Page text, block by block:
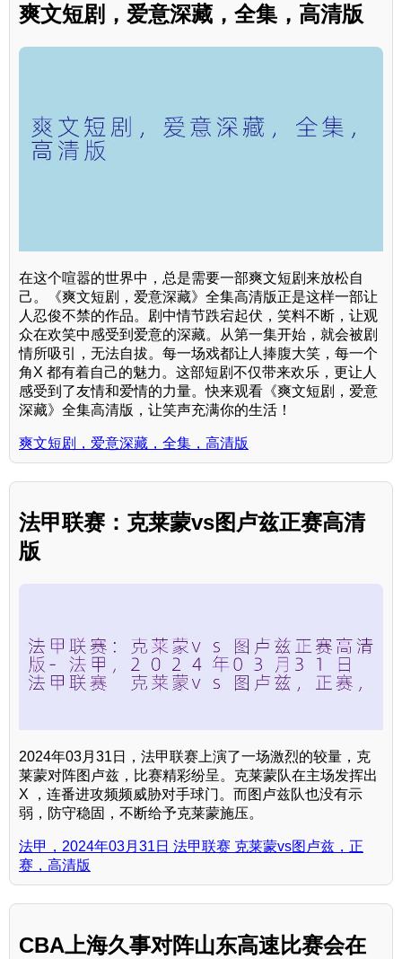
爽文短剧，爱意深藏，全集，高清版
在这个喧嚣的世界中，总是需要一部爽文短剧来放松自
己。《爽文短剧，爱意深藏》全集高清版正是这样一部让
人忍俊不禁的作品。剧中情节跌宕起伏，笑料不断，让观
众在欢笑中感受到爱意的深藏。从第一集开始，就会被剧
情所吸引，无法自拔。每一场戏都让人捧腹大笑，每一个
角X 都有着自己的魅力。这部短剧不仅带来欢乐，更让人
感受到了友情和爱情的力量。快来观看《爽文短剧，爱意
深藏》全集高清版，让笑声充满你的生活！
爽文短剧，爱意深藏，全集，高清版
法甲联赛：克莱蒙vs图卢兹正赛高清
版
2024年03月31日，法甲联赛上演了一场激烈的较量，克
莱蒙对阵图卢兹，比赛精彩纷呈。克莱蒙队在主场发挥出
X ，连番进攻频频威胁对手球门。而图卢兹队也没有示
弱，防守稳固，不断给予克莱蒙施压。
法甲，2024年03月31日 法甲联赛 克莱蒙vs图卢兹，正
赛，高清版
CBA上海久事对阵山东高速比赛会在